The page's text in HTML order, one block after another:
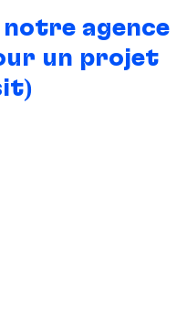
notre agence
un projet